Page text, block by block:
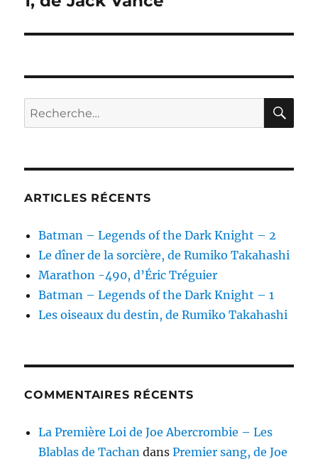
Recherche
pour :
ARTICLES RÉCENTS
Batman – Legends of the Dark Knight – 2
Le dîner de la sorcière, de Rumiko Takahashi
Marathon -490, d’Éric Tréguier
Batman – Legends of the Dark Knight – 1
Les oiseaux du destin, de Rumiko Takahashi
COMMENTAIRES RÉCENTS
La Première Loi de Joe Abercrombie – Les
Blablas de Tachan dansPremier sang, de Joe